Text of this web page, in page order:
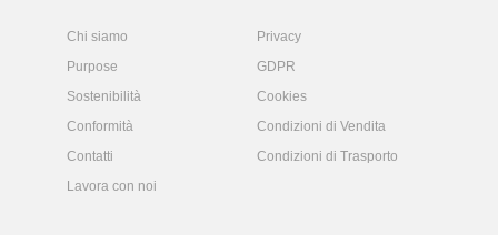
Chi siamo
Privacy
Purpose
GDPR
Sostenibilità
Cookies
Conformità
Condizioni di Vendita
Contatti
Condizioni di Trasporto
Lavora con noi